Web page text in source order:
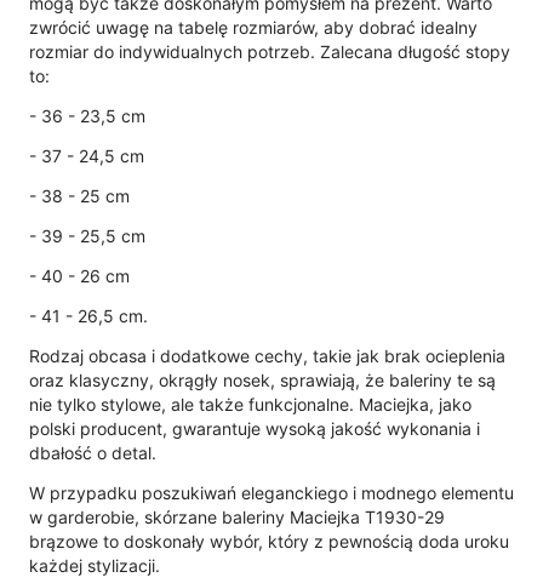
zwrócić uwagę na tabelę rozmiarów, aby dobrać idealny
rozmiar do indywidualnych potrzeb. Zalecana długość stopy
to:
- 36 - 23,5 cm
- 37 - 24,5 cm
- 38 - 25 cm
- 39 - 25,5 cm
- 40 - 26 cm
- 41 - 26,5 cm.
Rodzaj obcasa i dodatkowe cechy, takie jak brak ocieplenia
oraz klasyczny, okrągły nosek, sprawiają, że baleriny te są
nie tylko stylowe, ale także funkcjonalne. Maciejka, jako
polski producent, gwarantuje wysoką jakość wykonania i
dbałość o detal.
W przypadku poszukiwań eleganckiego i modnego elementu
w garderobie, skórzane baleriny Maciejka T1930-29
brązowe to doskonały wybór, który z pewnością doda uroku
każdej stylizacji.